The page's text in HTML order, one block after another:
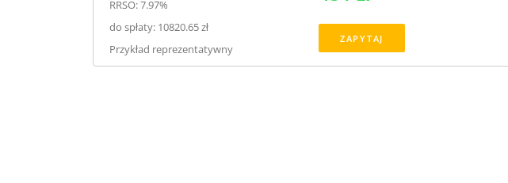
RRSO: 7.97%
do spłaty: 10820.65 zł
Przykład reprezentatywny
ZAPYTAJ